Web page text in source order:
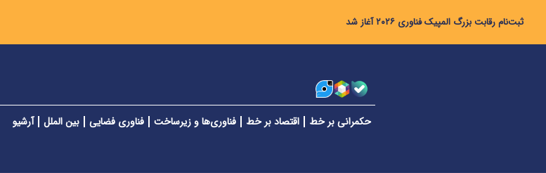
ثبت‌نام رقابت بزرگ المپیک فناوری ۲۰۲۶ آغاز شد
حکمرانی بر خط اقتصاد بر خط فناوری‌ها و زیرساخت فناوری فضایی بین الملل آرشیو